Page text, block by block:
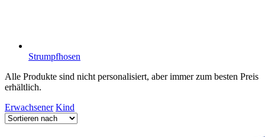
Strumpfhosen
Alle Produkte sind nicht personalisiert, aber immer zum besten Preis
erhältlich.
Erwachsener Kind